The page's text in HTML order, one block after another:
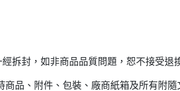
拆封，如非商品品質問題，恕不接受退
品、附件、包裝、廠商紙箱及所有附